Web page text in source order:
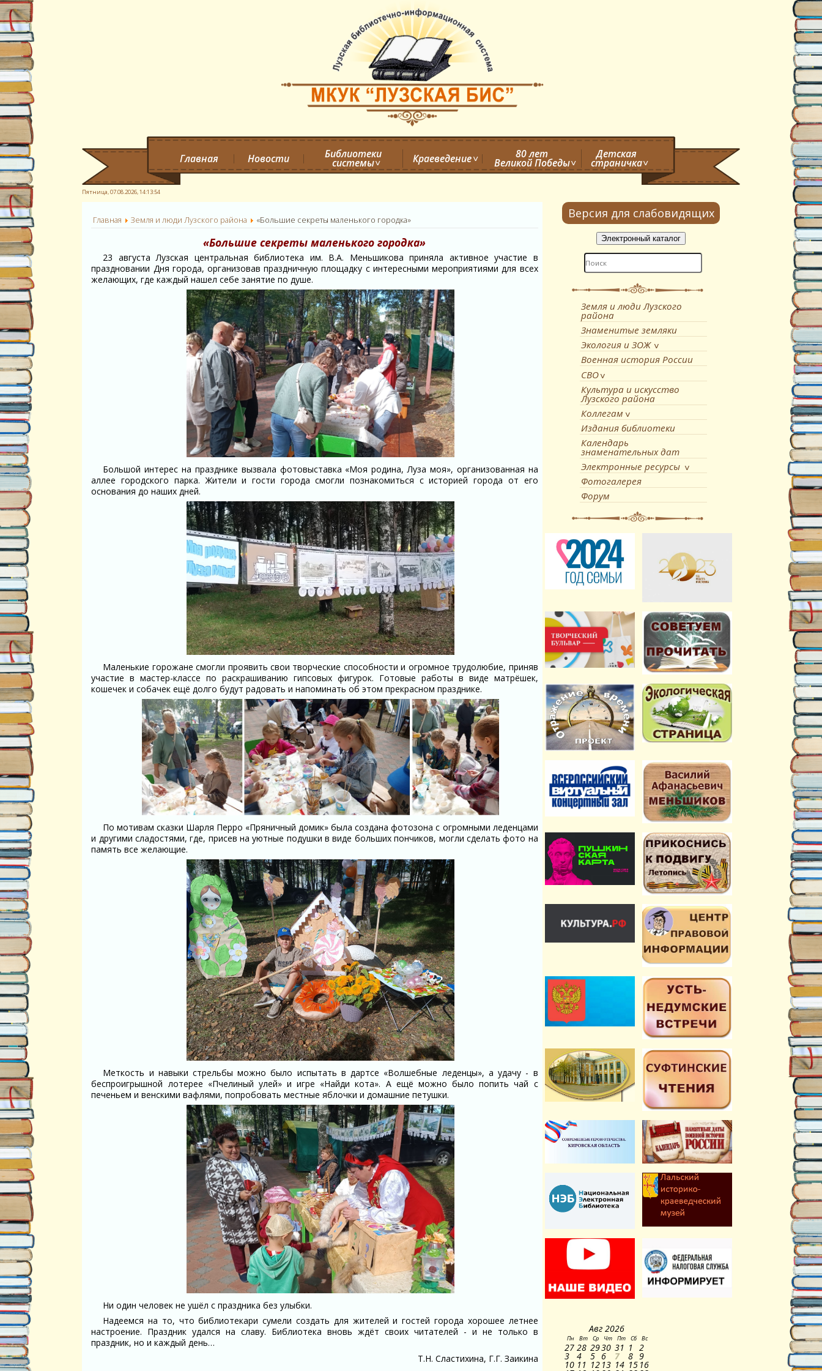
Главная Новости Библиотеки
системы Краеведение 80 лет
Великой Победы
Детская
страничка
Пятница, 07.08.2026,14:13:55
Главная Земля и люди Лузского района «Большие секреты маленького городка»
«Большие секреты маленького городка»
23 августа Лузская центральная библиотека им. В.А. Меньшикова приняла активное участие в
праздновании Дня города, организовав праздничную площадку с интересными мероприятиями для всех
желающих, где каждый нашел себе занятие по душе.
Большой интерес на празднике вызвала фотовыставка «Моя родина, Луза моя», организованная на
аллее городского парка. Жители и гости города смогли познакомиться с историей города от его
основания до наших дней.
Маленькие горожане смогли проявить свои творческие способности и огромное трудолюбие, приняв
участие в мастер-классе по раскрашиванию гипсовых фигурок. Готовые работы в виде матрёшек,
кошечек и собачек ещё долго будут радовать и напоминать об этом прекрасном празднике.
По мотивам сказки Шарля Перро «Пряничный домик» была создана фотозона с огромными леденцами
и другими сладостями, где, присев на уютные подушки в виде больших пончиков, могли сделать фото на
память все желающие.
Меткость и навыки стрельбы можно было испытать в дартсе «Волшебные леденцы», а удачу - в
беспроигрышной лотерее «Пчелиный улей» и игре «Найди кота». А ещё можно было попить чай с
печеньем и венскими вафлями, попробовать местные яблочки и домашние петушки.
Ни один человек не ушёл с праздника без улыбки.
Надеемся на то, что библиотекари сумели создать для жителей и гостей города хорошее летнее
настроение. Праздник удался на славу. Библиотека вновь ждёт своих читателей - и не только в
праздник, но и каждый день…
Т.Н. Сластихина, Г.Г. Заикина
Версия для слабовидящих
Земля и люди Лузского
района
Знаменитые земляки
Экология и ЗОЖ
Военная история России
СВО
Культура и искусство
Лузского района
Коллегам
Издания библиотеки
Календарь
знаменательных дат
Электронные ресурсы
Фотогалерея
Форум
Авг 2026
Пн Вт Ср Чт Пт Сб Вс
27 28 2930 31 1 2
3 4 5 6 7 8 9
10 11 12 13 14 15 16